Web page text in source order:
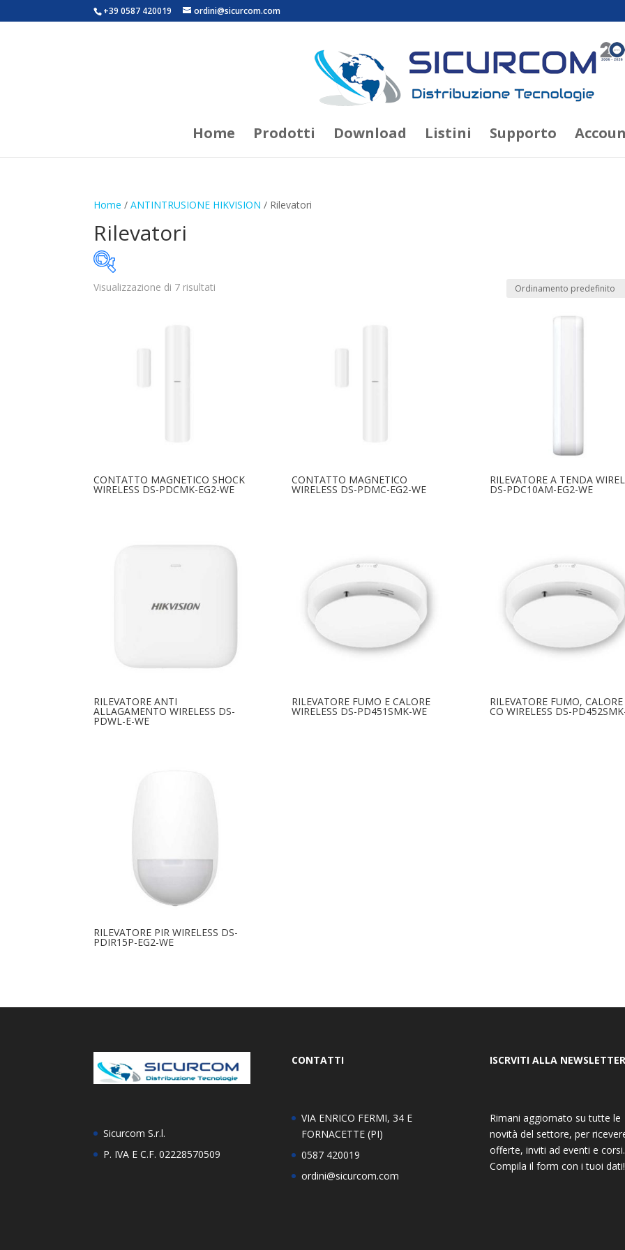
+39 0587 420019 ordini@sicurcom.com
Home Prodotti Download Listini Supporto
Home /ANTINTRUSIONE HIKVISION / Rilevatori
Rilevatori
Hikvision
TecnoFire
Visualizzazione di 7 risultati
CONTATTO MAGNETICO SHOCK
WIRELESS DS-PDCMK-EG2-WE
CONTATTO MAGNETICO
WIRELESS DS-PDMC-EG2-WE
RILEVATORE A TENDA
DS-PDC10AM-EG2-WE
RILEVATORE ANTI
ALLAGAMENTO WIRELESS DS-
PDWL-E-WE
RILEVATORE FUMO E CALORE
WIRELESS DS-PD451SMK-WE
RILEVATORE FUMO, CALORE
CO WIRELESS DS-
RILEVATORE PIR WIRELESS DS-
PDIR15P-EG2-WE
Sicurcom S.r.l.
P. IVA E C.F. 02228570509
CONTATTI
VIA ENRICO FERMI, 34 E
FORNACETTE (PI)
0587 420019
ordini@sicurcom.com
ISCRVITI ALLA NEWSLETTER
Rimani aggiornato su tutte le
novità del settore, per
offerte, inviti ad eventi e corsi.
Compila il form con i tuoi dati!